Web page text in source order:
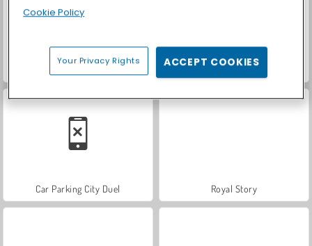
World War 2 Shooter Farm Merge Valley
Car Parking City Duel Royal Story
Cookie Policy
Your Privacy Rights ACCEPT COOKIES